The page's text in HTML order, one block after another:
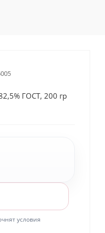
ГОСТ, 200 гр
условия